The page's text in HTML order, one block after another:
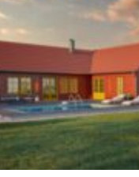
bra materialval avgör
hur bra badrummet
fungerar i vardagen och
hur länge det håller. För
den som